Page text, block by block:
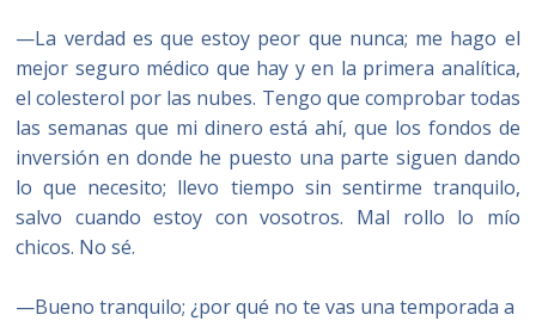
—La verdad es que estoy peor que nunca; me hago el
mejor seguro médico que hay y en la primera analítica,
el colesterol por las nubes. Tengo que comprobar todas
las semanas que mi dinero está ahí, que los fondos de
inversión en donde he puesto una parte siguen dando
lo que necesito; llevo tiempo sin sentirme tranquilo,
salvo cuando estoy con vosotros. Mal rollo lo mío
chicos. No sé.
—Bueno tranquilo; ¿por qué no te vas una temporada a